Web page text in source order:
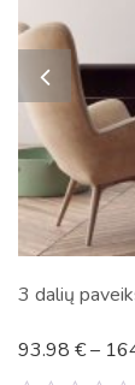
„Gėlės”
€